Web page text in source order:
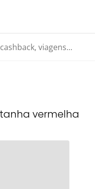
viagens...
vermelha